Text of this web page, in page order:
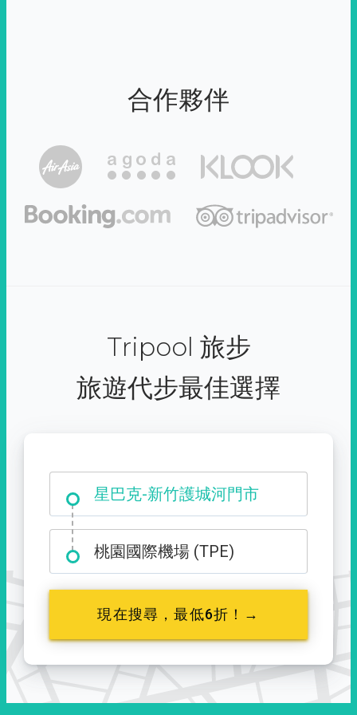
合作夥伴
Tripool 旅步
旅遊代步最佳選擇
星巴克-新竹護城河門市
大霸尖山登山口
桃園國際機場 (TPE)
現在搜尋，最低6折！→